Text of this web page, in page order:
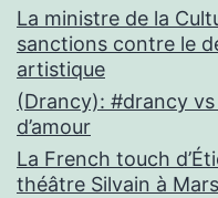
La ministre de la
sanctions contre le
artistique
(Drancy): #drancy
d’amour
La French touch
théâtre Silvain à